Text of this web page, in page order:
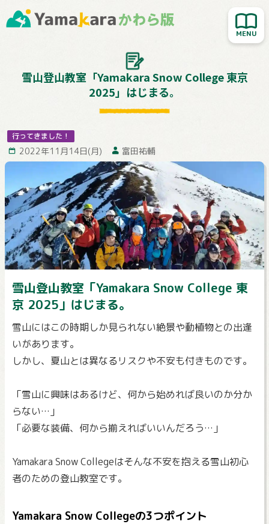
新着記事を読む
Yamakara登山教室
お客様レポート
Yamakaraサイト
お問い合わせ
雪山登山教室「Yamakara Snow College 東京
2025」はじまる。
行ってきました！
2022年11月14日(月) 富田祐輔
雪山登山教室「Yamakara Snow College 東
京 2025」はじまる。
雪山にはこの時期しか見られない絶景や動植物との出逢
いがあります。
しかし、夏山とは異なるリスクや不安も付きものです。
「雪山に興味はあるけど、何から始めれば良いのか分か
らない…」
「必要な装備、何から揃えればいいんだろう…」
Yamakara Snow Collegeはそんな不安を抱える雪山初心
者のための登山教室です。
Yamakara Snow Collegeの3つポイント